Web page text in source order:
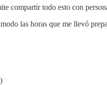
compartir todo esto con
las horas que me llevó